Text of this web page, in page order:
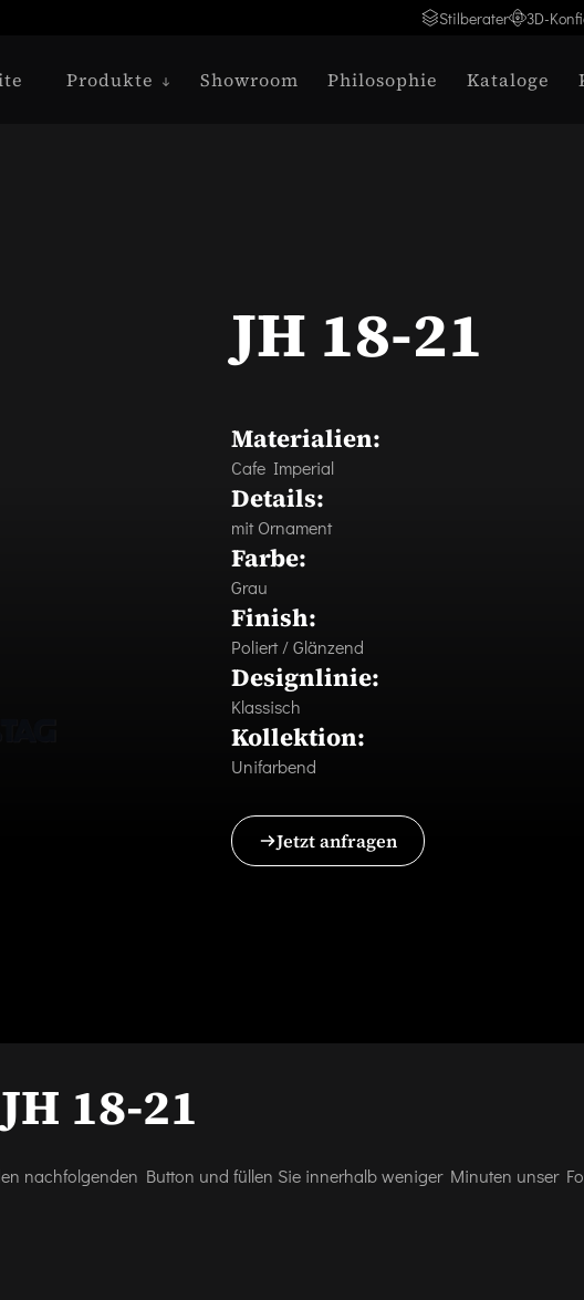
Stilberater 3D-
Produkte Showroom Philosophie Kataloge
JH 18-21
Materialien:
Cafe Imperial
Details:
mit Ornament
Farbe:
Grau
Finish:
Poliert / Glänzend
Designlinie:
Klassisch
Kollektion:
Unifarbend
Jetzt anfragen
JH 18-21
nachfolgenden Button und füllen Sie innerhalb weniger Minuten unser